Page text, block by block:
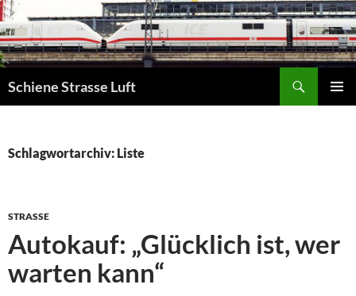
Zum
Inhalt
springen
Schiene Strasse Luft
Schlagwortarchiv: Liste
STRASSE
Autokauf: „Glücklich ist, wer
warten kann“